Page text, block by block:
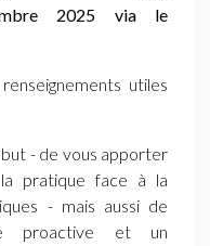
2025 via le
utiles
- de vous apporter
pratique face à la
- mais aussi de
proactive et un